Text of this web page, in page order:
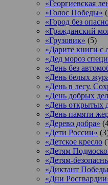
«Георгиевская
«Голос Победы»
«Город без
«Гражданский
«Грузовик» (5)
«Дарите книги с
«Дед мороз
«День без
«День белых
«День в лесу.
«День добрых
«День открытых
«День памяти
«Дерево добра»
«Дети России»
«Детское кресло
«Детям
«Детям-
«Диктант
«Дни